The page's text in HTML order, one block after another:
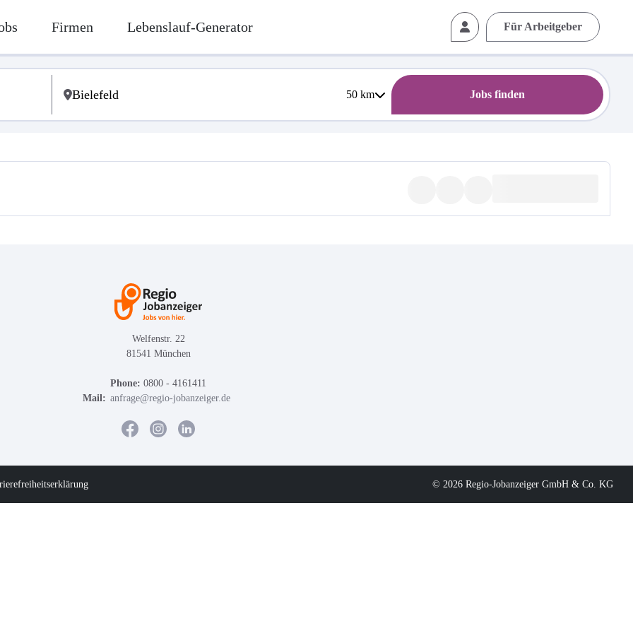
Firmen Lebenslauf-Generator Für Arbeitgeber
50km Jobs finden
Welfenstr. 22
81541 München
Phone: 0800 - 4161411
Mail: anfrage@regio-jobanzeiger.de
© 2026 Regio-Jobanzeiger GmbH & Co. KG